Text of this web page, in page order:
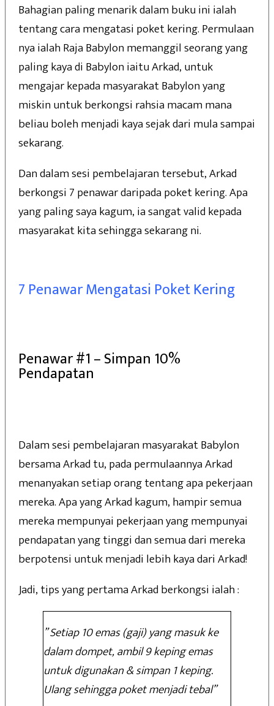
Bahagian paling menarik dalam buku ini ialah
tentang cara mengatasi poket kering. Permulaan
nya ialah Raja Babylon memanggil seorang yang
paling kaya di Babylon iaitu Arkad, untuk
mengajar kepada masyarakat Babylon yang
miskin untuk berkongsi rahsia macam mana
beliau boleh menjadi kaya sejak dari mula sampai
sekarang.
Dan dalam sesi pembelajaran tersebut, Arkad
berkongsi 7 penawar daripada poket kering. Apa
yang paling saya kagum, ia sangat valid kepada
masyarakat kita sehingga sekarang ni.
7 Penawar Mengatasi Poket Kering
Penawar #1 – Simpan 10%
Pendapatan
Dalam sesi pembelajaran masyarakat Babylon
bersama Arkad tu, pada permulaannya Arkad
menanyakan setiap orang tentang apa pekerjaan
mereka. Apa yang Arkad kagum, hampir semua
mereka mempunyai pekerjaan yang mempunyai
pendapatan yang tinggi dan semua dari mereka
berpotensi untuk menjadi lebih kaya dari Arkad!
Jadi, tips yang pertama Arkad berkongsi ialah :
” Setiap 10 emas (gaji) yang masuk ke
dalam dompet, ambil 9 keping emas
untuk digunakan & simpan 1 keping.
Ulang sehingga poket menjadi tebal”